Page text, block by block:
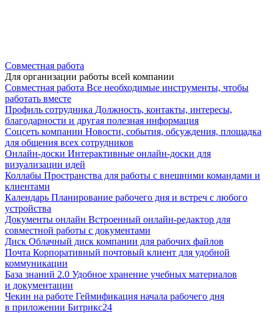
Совместная работа
Для организации работы всей компании
Совместная работа Все необходимые инструменты, чтобы
работать вместе
Профиль сотрудника Должность, контакты, интересы,
благодарности и другая полезная информация
Соцсеть компании Новости, события, обсуждения, площадка
для общения всех сотрудников
Онлайн-доски Интерактивные онлайн-доски для
визуализации идей
Коллабы Пространства для работы с внешними командами и
клиентами
Календарь Планирование рабочего дня и встреч с любого
устройства
Документы онлайн Встроенный онлайн-редактор для
совместной работы с документами
Диск Облачный диск компании для рабочих файлов
Почта Корпоративный почтовый клиент для удобной
коммуникации
База знаний 2.0 Удобное хранение учебных материалов
и документации
Чекин на работе Геймификация начала рабочего дня
в приложении Битрикс24